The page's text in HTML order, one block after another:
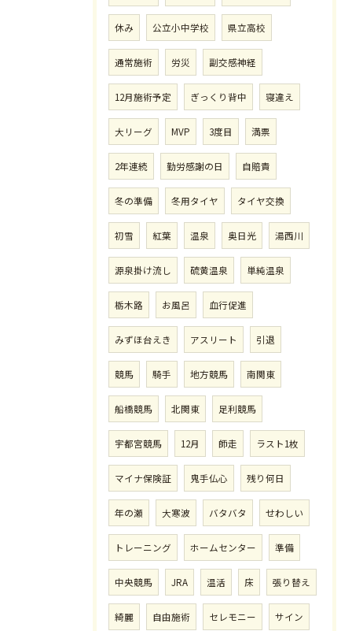
休み 公立小中学校 県立高校
通常施術 労災 副交感神経
12月施術予定 ぎっくり背中 寝違え
大リーグ MVP 3度目 満票
2年連続 勤労感謝の日 自賠責
冬の準備 冬用タイヤ タイヤ交換
初雪 紅葉 温泉 奥日光 湯西川
源泉掛け流し 硫黄温泉 単純温泉
栃木路 お風呂 血行促進
みずほ台えき アスリート 引退
競馬 騎手 地方競馬 南関東
船橋競馬 北関東 足利競馬
宇都宮競馬 12月 師走 ラスト1枚
マイナ保険証 鬼手仏心 残り何日
年の瀬 大寒波 バタバタ せわしい
トレーニング ホームセンター 準備
中央競馬 JRA 温活 床 張り替え
綺麗 自由施術 セレモニー サイン